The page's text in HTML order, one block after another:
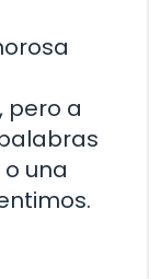
a
una